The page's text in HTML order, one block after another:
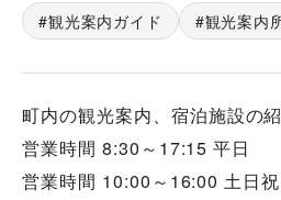
観光案内ガイド 観光案内
町内の観光案内、宿泊施設の
営業時間 8:30～17:15 平日
営業時間 10:00～16:00 土日